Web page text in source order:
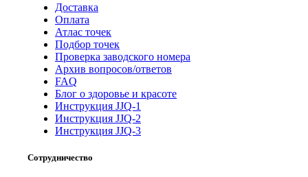
Доставка
Оплата
Атлас точек
Подбор точек
Проверка заводского номера
Архив вопросов/ответов
FAQ
Блог о здоровье и красоте
Инструкция JJQ-1
Инструкция JJQ-2
Инструкция JJQ-3
Сотрудничество